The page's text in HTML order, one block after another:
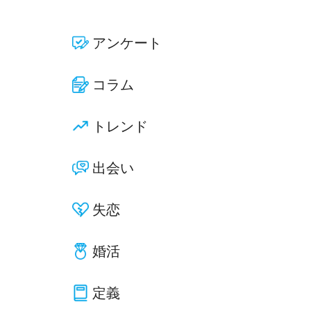
アンケート
コラム
トレンド
出会い
失恋
婚活
定義